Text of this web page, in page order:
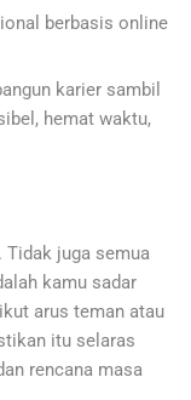
berbasis online
karier sambil
hemat waktu,
Tidak juga semua
kamu sadar
arus teman atau
itu selaras
rencana masa